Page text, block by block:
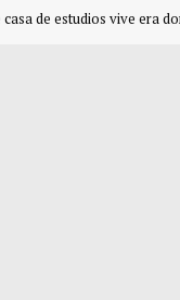
casa de estudios vive era